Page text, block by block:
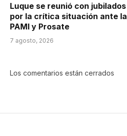
Luque se reunió con
por la crítica situación ante
PAMI y Prosate
7 agosto, 2026
Los comentarios están cerrados